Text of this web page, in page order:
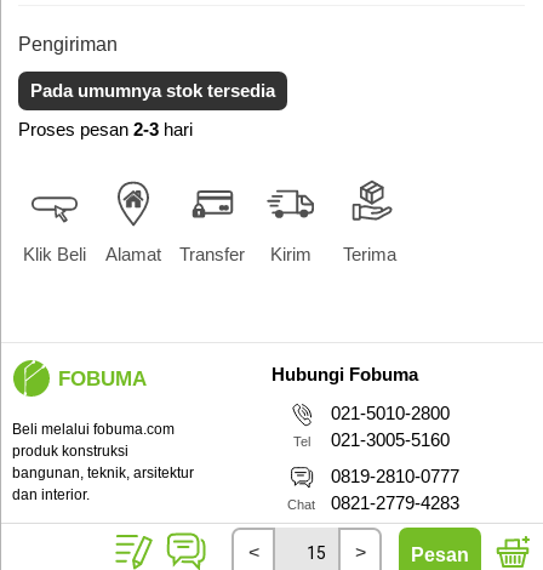
< > Pesan
Pengiriman
Pada umumnya stok tersedia
Proses pesan 2-3 hari
Klik Beli Alamat Transfer Kirim Terima
FOBUMA
Beli melalui fobuma.com
produk konstruksi
bangunan, teknik, arsitektur
dan interior.
Copyright 2026 - PT Fobuma
Hubungi Fobuma
Tel
021-5010-2800
021-3005-5160
Chat
0819-2810-0777
0821-2779-4283